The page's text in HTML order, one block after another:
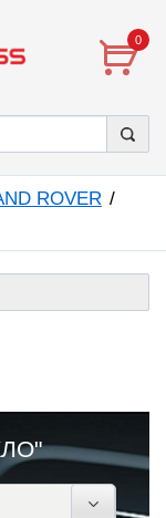
0
ROVER